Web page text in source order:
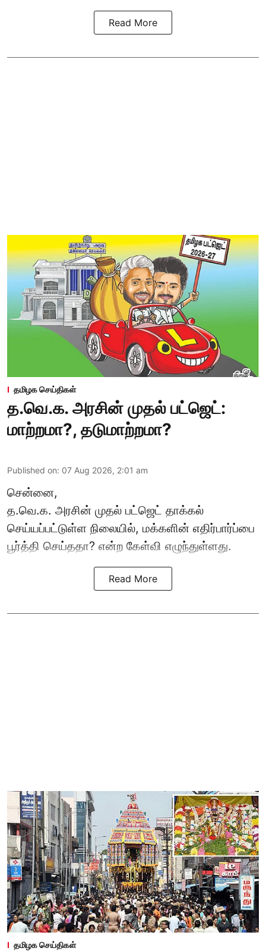
Read More
தமிழக செய்திகள்
த.வெ.க. அரசின் முதல் பட்ஜெட்:
மாற்றமா?, தடுமாற்றமா?
Published on: 07 Aug 2026, 2:01 am
சென்னை,
த.வெ.க. அரசின் முதல் பட்ஜெட் தாக்கல்
செய்யப்பட்டுள்ள நிலையில், மக்களின் எதிர்பார்ப்பை
பூர்த்தி செய்ததா? என்ற கேள்வி எழுந்துள்ளது.
Read More
தமிழக செய்திகள்